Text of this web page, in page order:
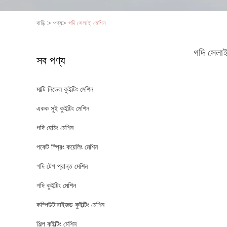
বাড়ি > পণ্য> গদি সেলাই মেশিন
সব পণ্য
মাল্টি নিডেল কুইল্টিং মেশিন
একক সুই কুইল্টিং মেশিন
গদি হেমিং মেশিন
পকেট স্প্রিং কয়েলিং মেশিন
গদি টেপ প্রান্ত মেশিন
গদি কুইল্টিং মেশিন
কম্পিউটারাইজড কুইল্টিং মেশিন
শিল্প কুইল্টিং মেশিন
গদি